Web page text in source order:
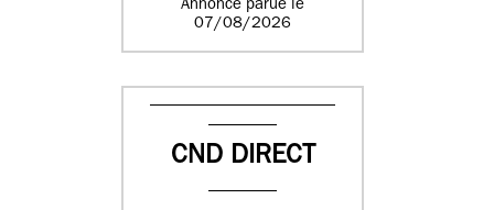
Annonce parue le
07/08/2026
CND DIRECT